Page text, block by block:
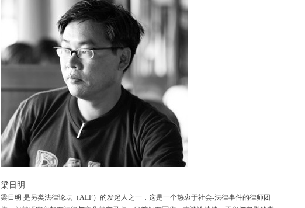
梁日明
梁日明 是另类法律论坛（ALF）的发起人之一，这是一个热衷于社会-法律事件的律师团